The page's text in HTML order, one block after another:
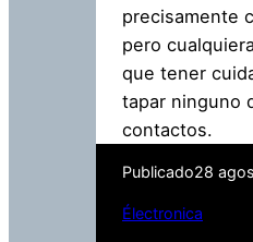
precisamente
pero
que tener
tapar ninguno
contactos.
Publicado28
Électronica